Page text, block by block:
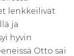
lenkkeilivät
ja
hyvin
Otto sai